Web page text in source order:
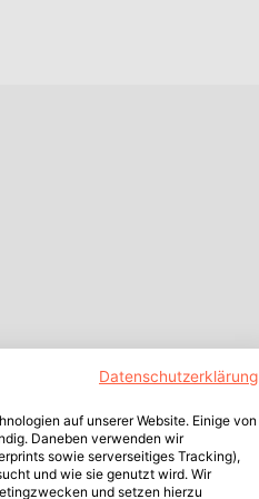
Datenschutzerklärung
auf unserer Website. Einige von
Daneben verwenden wir
sowie serverseitiges Tracking),
und wie sie genutzt wird. Wir
und setzen hierzu